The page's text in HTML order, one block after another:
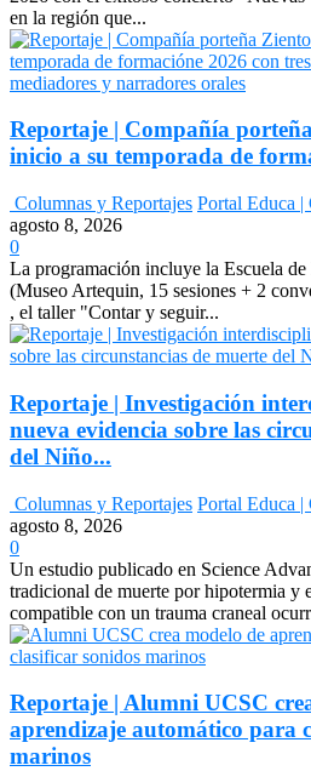
en la región que...
Reportaje | Compañía
inicio a su temporada de
Columnas y Reportajes Portal Educa |
agosto 8, 2026
0
La programación incluye la Escuela
(Museo Artequin, 15 sesiones + 2
, el taller "Contar y seguir...
Reportaje | Investigación
nueva evidencia sobre las
del Niño...
Columnas y Reportajes Portal Educa |
agosto 8, 2026
0
Un estudio publicado en Science
tradicional de muerte por hipotermia y
compatible con un trauma craneal
Reportaje | Alumni UCSC
aprendizaje automático para
marinos